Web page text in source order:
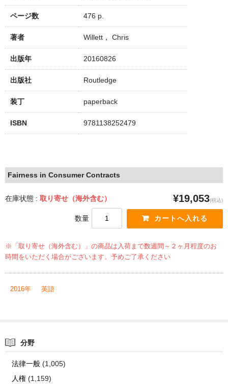
ページ数 476 p.
著者 Willett， Chris
出版年 20160826
出版社 Routledge
装丁 paperback
ISBN 9781138252479
Fairness in Consumer Contracts
在庫状態 : 取り寄せ（海外含む） ¥19,053(税込)
数量
※「取り寄せ（海外含む）」の商品は入荷まで数週間～２ヶ月程度のお
時間をいただく場合がございます。予めご了承ください
2016年 英語
分野
法律一般(1,005)
人権(1,159)